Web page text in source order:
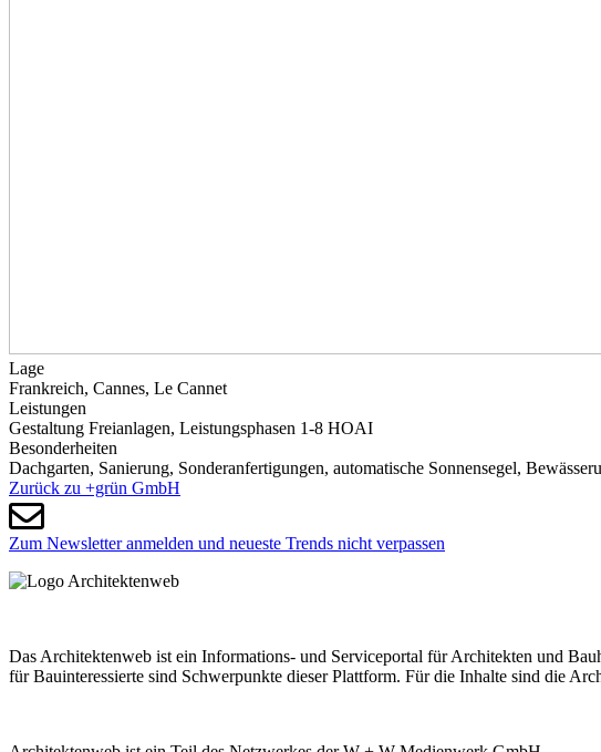
Lage
Frankreich, Cannes, Le Cannet
Leistungen
Gestaltung Freianlagen, Leistungsphasen 1-8 HOAI
Besonderheiten
Dachgarten, Sanierung, Sonderanfertigungen, automatische Sonnensegel,
Zurück zu +grün GmbH
Zum Newsletter anmelden und neueste Trends nicht verpassen
Das Architektenweb ist ein Informations- und Serviceportal für Architekten und
für Bauinteressierte sind Schwerpunkte dieser Plattform. Für die Inhalte sind die